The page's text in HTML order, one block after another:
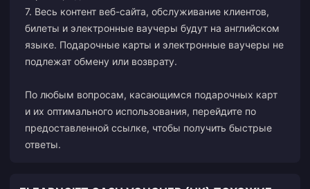
7. Весь контент веб-сайта, обслуживание клиентов,
билеты и электронные ваучеры будут на английском
языке. Подарочные карты и электронные ваучеры не
подлежат обмену или возврату.
По любым вопросам, касающимся подарочных карт
и их оптимального использования, перейдите по
предоставленной ссылке, чтобы получить быстрые
ответы.